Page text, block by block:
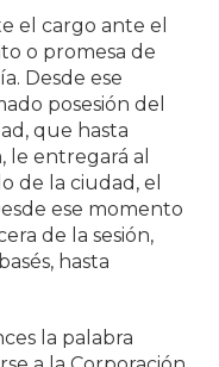
el cargo ante el
o promesa de
Desde ese
posesión del
que hasta
le entregará al
de la ciudad, el
ese momento
de la sesión,
hasta
la palabra